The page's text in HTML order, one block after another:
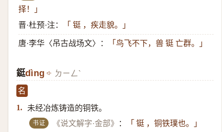
择！」
晋·杜预·注：
「 铤 ，疾走貌。」
唐·李华〈吊古战场文〉： 「鸟飞不下，兽 铤 亡群。」
鋌dìng ㄉㄧㄥˋ
名
1. 未经冶炼铸造的铜铁。
书证 《说文解字·金部》 ：
「 铤 ，铜铁璞也。」